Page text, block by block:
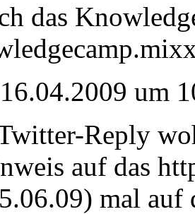
das
um
Reply
auf das
mal auf